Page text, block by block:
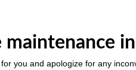
maintenance
you and apologize for any